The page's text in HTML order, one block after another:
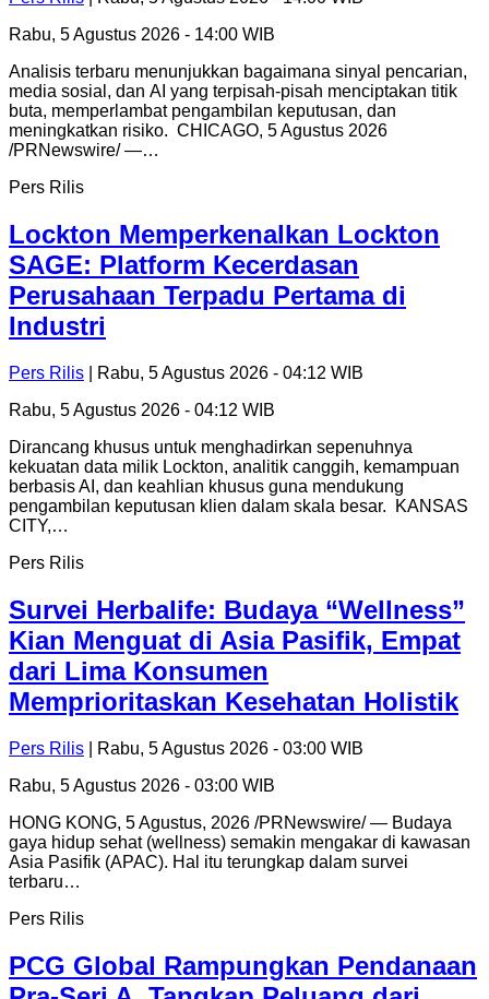
Rabu, 5 Agustus 2026 - 14:00 WIB
Analisis terbaru menunjukkan bagaimana sinyal pencarian,
media sosial, dan AI yang terpisah-pisah menciptakan titik
buta, memperlambat pengambilan keputusan, dan
meningkatkan risiko. CHICAGO, 5 Agustus 2026
/PRNewswire/ —…
Pers Rilis
Lockton Memperkenalkan Lockton
SAGE: Platform Kecerdasan
Perusahaan Terpadu Pertama di
Industri
Pers Rilis | Rabu, 5 Agustus 2026 - 04:12 WIB
Rabu, 5 Agustus 2026 - 04:12 WIB
Dirancang khusus untuk menghadirkan sepenuhnya
kekuatan data milik Lockton, analitik canggih, kemampuan
berbasis AI, dan keahlian khusus guna mendukung
pengambilan keputusan klien dalam skala besar. KANSAS
CITY,…
Pers Rilis
Survei Herbalife: Budaya “Wellness”
Kian Menguat di Asia Pasifik, Empat
dari Lima Konsumen
Memprioritaskan Kesehatan Holistik
Pers Rilis | Rabu, 5 Agustus 2026 - 03:00 WIB
Rabu, 5 Agustus 2026 - 03:00 WIB
HONG KONG, 5 Agustus, 2026 /PRNewswire/ — Budaya
gaya hidup sehat (wellness) semakin mengakar di kawasan
Asia Pasifik (APAC). Hal itu terungkap dalam survei
terbaru…
Pers Rilis
PCG Global Rampungkan Pendanaan